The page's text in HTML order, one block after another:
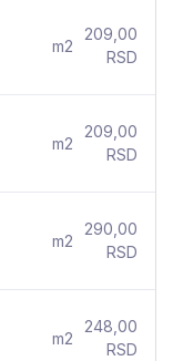
m2
209,00
RSD
m2
209,00
RSD
m2
290,00
RSD
m2
248,00
RSD